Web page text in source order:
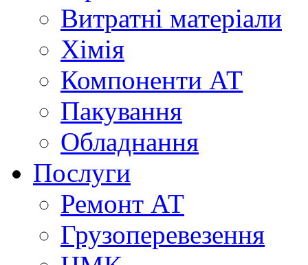
Витратні матеріали
Хімія
Компоненти АТ
Пакування
Обладнання
Послуги
Ремонт АТ
Грузоперевезення